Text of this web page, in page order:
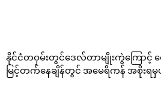
နိုင်ငံတဝှမ်းတွင်ဒေလ်တာမျိုးကွဲကြောင့်
မြင့်တက်နေချိန်တွင် အမေရိကန် အစို